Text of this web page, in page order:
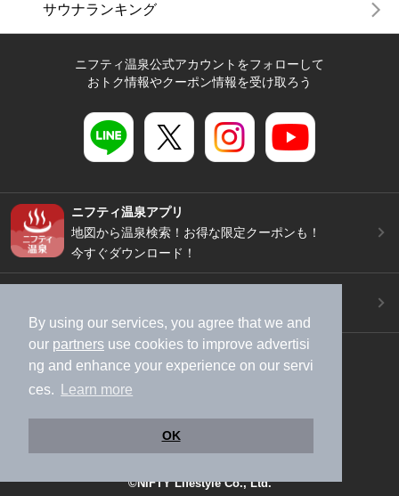
By using our services, you agree that we and
our partners use cookies to improve advertisi
ng and enhance your experience on our servi
ces.
Learn more
OK
サウナランキング
ニフティ温泉公式アカウントをフォローして
おトク情報やクーポン情報を受け取ろう
ニフティ温泉アプリ
地図から温泉検索！お得な限定クーポンも！
今すぐダウンロード！
スマートフォン /
PC
加盟店募集（資料請求）
運営会社
個人情報保護ポリシー
©NIFTY Lifestyle Co., Ltd.